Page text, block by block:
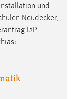
und
Neudecker,
I2P-